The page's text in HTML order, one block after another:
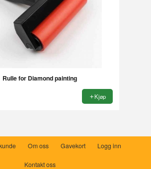
Rulle for Diamond painting
Kjøp
Om oss Gavekort Logg inn
Kontakt oss